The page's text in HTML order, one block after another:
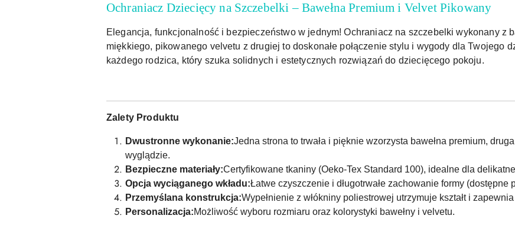
Ochraniacz Dziecięcy na Szczebelki – Bawełna Premium i Velvet Pikowany
Elegancja, funkcjonalność i bezpieczeństwo w jednym! Ochraniacz na szczebelki wykonany z
miękkiego, pikowanego velvetu z drugiej to doskonałe połączenie stylu i wygody dla Twojego
każdego rodzica, który szuka solidnych i estetycznych rozwiązań do dziecięcego pokoju.
Zalety Produktu
Dwustronne wykonanie:Jedna strona to trwała i pięknie wzorzysta bawełna premium,
wyglądzie.
Bezpieczne materiały:Certyfikowane tkaniny (Oeko-Tex Standard 100), idealne dla
Opcja wyciąganego wkładu:Łatwe czyszczenie i długotrwałe zachowanie formy (dostępne
Przemyślana konstrukcja:Wypełnienie z włókniny poliestrowej utrzymuje kształt i
Personalizacja:Możliwość wyboru rozmiaru oraz kolorystyki bawełny i velvetu.